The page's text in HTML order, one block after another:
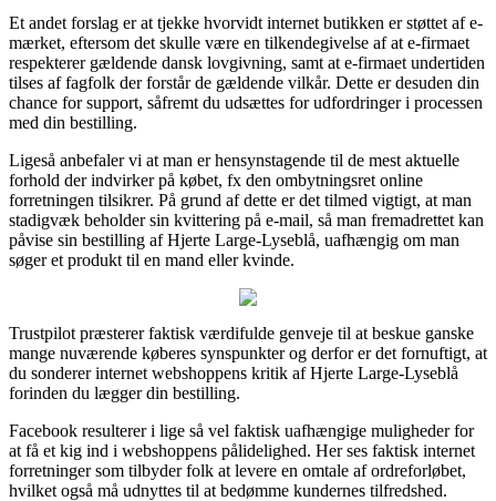
Et andet forslag er at tjekke hvorvidt internet butikken er støttet af e-
mærket, eftersom det skulle være en tilkendegivelse af at e-firmaet
respekterer gældende dansk lovgivning, samt at e-firmaet undertiden
tilses af fagfolk der forstår de gældende vilkår. Dette er desuden din
chance for support, såfremt du udsættes for udfordringer i processen
med din bestilling.
Ligeså anbefaler vi at man er hensynstagende til de mest aktuelle
forhold der indvirker på købet, fx den ombytningsret online
forretningen tilsikrer. På grund af dette er det tilmed vigtigt, at man
stadigvæk beholder sin kvittering på e-mail, så man fremadrettet kan
påvise sin bestilling af Hjerte Large-Lyseblå, uafhængig om man
søger et produkt til en mand eller kvinde.
Trustpilot præsterer faktisk værdifulde genveje til at beskue ganske
mange nuværende køberes synspunkter og derfor er det fornuftigt, at
du sonderer internet webshoppens kritik af Hjerte Large-Lyseblå
forinden du lægger din bestilling.
Facebook resulterer i lige så vel faktisk uafhængige muligheder for
at få et kig ind i webshoppens pålidelighed. Her ses faktisk internet
forretninger som tilbyder folk at levere en omtale af ordreforløbet,
hvilket også må udnyttes til at bedømme kundernes tilfredshed.